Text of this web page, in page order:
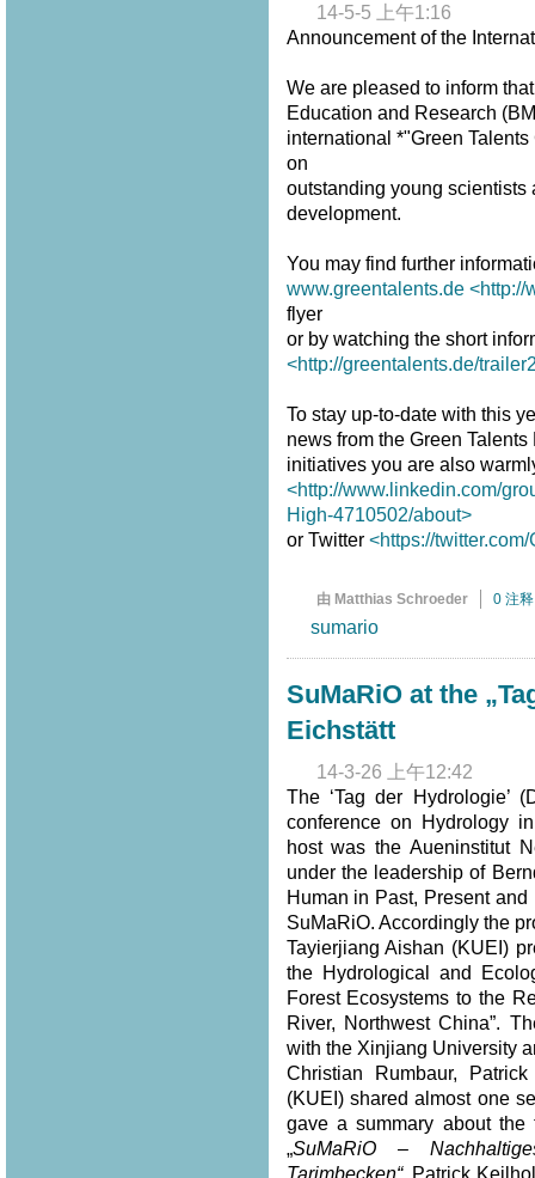
14-5-5 上午1:16
Announcement of the
We are pleased to inform
Education and Research
international *"Green
on
outstanding young scientists
development.
You may find further
www.greentalents.de <http://
flyer
or by watching the short
<http://greentalents.de/
To stay up-to-date with this
news from the Green
initiatives you are also
<http://www.linkedin.com/
High-4710502/about>
or Twitter <https://
由 Matthias Schroeder 0 注释
sumario
SuMaRiO at the
Eichstätt
14-3-26 上午12:42
The ‘Tag der Hydrologie’
conference on Hydrology
host was the Aueninstitut
under the leadership of
Human in Past, Present
SuMaRiO. Accordingly the
Tayierjiang Aishan (KUEI)
the Hydrological and
Forest Ecosystems to the
River, Northwest China”.
with the Xinjiang University
Christian Rumbaur,
(KUEI) shared almost one
gave a summary about
„SuMaRiO –